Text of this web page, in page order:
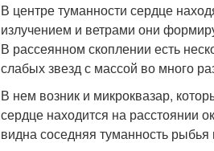
В центре туманности сердце
излучением и ветрами они
В рассеянном скоплении есть
слабых звезд с массой во много
В нем возник и микроквазар,
сердце находится на расстоянии
видна соседняя туманность рыбья